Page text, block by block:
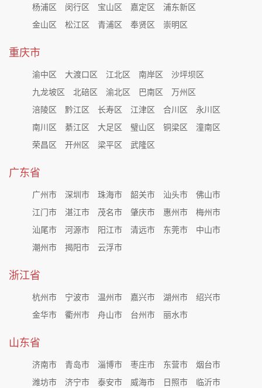
杨浦区
闵行区 宝山区 嘉定区
浦东新区
金山区
松江区 青浦区 奉贤区 崇明区
重庆市
渝中区 大渡口区 江北区 南岸区
沙坪坝区
九龙坡区
北碚区 渝北区 巴南区
万州区
涪陵区
黔江区 长寿区 江津区 合川区
永川区
南川区
綦江区 大足区 璧山区 铜梁区
潼南区
荣昌区
开州区 梁平区 武隆区
广东省
广州市 深圳市 珠海市 韶关市 汕头市
佛山市
江门市
湛江市 茂名市 肇庆市 惠州市
梅州市
汕尾市
河源市 阳江市 清远市 东莞市
中山市
潮州市
揭阳市 云浮市
浙江省
杭州市 宁波市 温州市 嘉兴市 湖州市
绍兴市
金华市
衢州市 舟山市 台州市 丽水市
山东省
济南市 青岛市 淄博市 枣庄市 东营市
烟台市
潍坊市
济宁市 泰安市 威海市 日照市
临沂市